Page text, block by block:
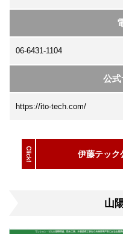
06-6431-1104
公
https://ito-tech.com/
伊藤テック
山